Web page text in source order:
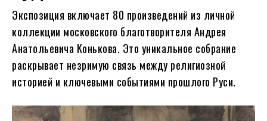
Экспозиция включает 80 произведений из личной
коллекции московского благотворителя Андрея
Анатольевича Конькова. Это уникальное собрание
раскрывает незримую связь между религиозной
историей и ключевыми событиями прошлого Руси.